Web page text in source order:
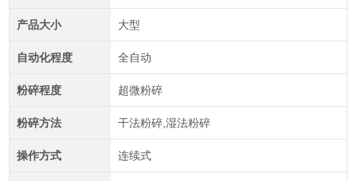
产品大小 大型
自动化程度 全自动
粉碎程度 超微粉碎
粉碎方法 干法粉碎,湿法粉碎
操作方式 连续式